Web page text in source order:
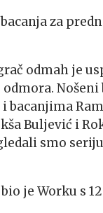
za
odmah je
bacanjima
Buljević i
smo
je Worku s